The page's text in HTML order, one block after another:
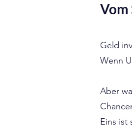
Vom
Geld
Wenn
Aber
Eins ist